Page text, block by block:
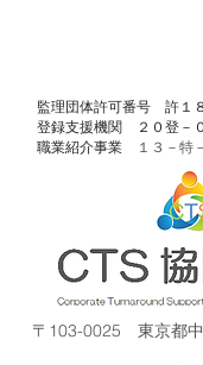
監理団体許可番号 許１
登録支援機関 ２０登－
​職業紹介事業
１３－特－
〒103-0025 東京都